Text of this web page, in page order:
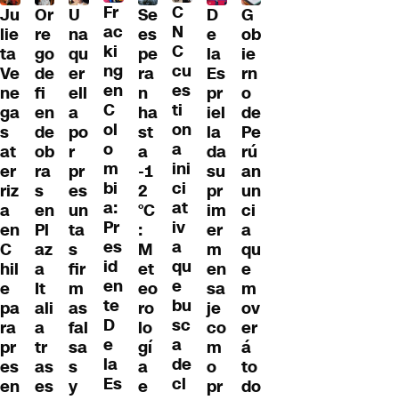
Ju
lie
ta
Ve
ne
ga
s
at
er
riz
a
en
C
hil
e
pa
ra
pr
es
en
Or
re
go
de
fi
en
de
ob
ra
s
en
Pl
az
a
It
ali
a
tr
as
es
U
na
qu
er
ell
a
po
r
pr
es
un
ta
s
fir
m
as
fal
sa
s
y
Fr
ac
ki
ng
en
C
ol
o
m
bi
a:
Pr
es
id
en
te
D
e
la
Es
Se
es
pe
ra
n
ha
st
a
-1
2
°C
:
M
et
eo
ro
lo
gí
a
e
C
N
C
cu
es
ti
on
a
ini
ci
at
iv
a
qu
e
bu
sc
a
de
cl
D
e
la
Es
pr
iel
la
da
su
pr
im
er
m
en
sa
je
co
m
o
pr
G
ob
ie
rn
o
de
Pe
rú
an
un
ci
a
qu
e
m
ov
er
á
to
do